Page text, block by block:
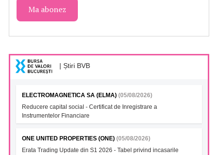
| Știri BVB
ELECTROMAGNETICA SA (ELMA) (05/08/2026)
Reducere capital social - Certificat de Inregistrare a
Instrumentelor Financiare
ONE UNITED PROPERTIES (ONE) (05/08/2026)
Erata Trading Update din S1 2026 - Tabel privind incasarile